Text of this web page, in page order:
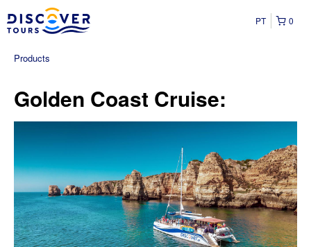
0
PT
Products
Golden Coast Cruise: